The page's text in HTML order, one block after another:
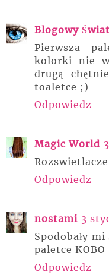
Blogowy Świat
Pierwsza
kolorki nie
drugą
toaletce ;)
Odpowiedz
Magic World
Odpowiedz
nostami 3
Spodobały
paletce
Odpowiedz